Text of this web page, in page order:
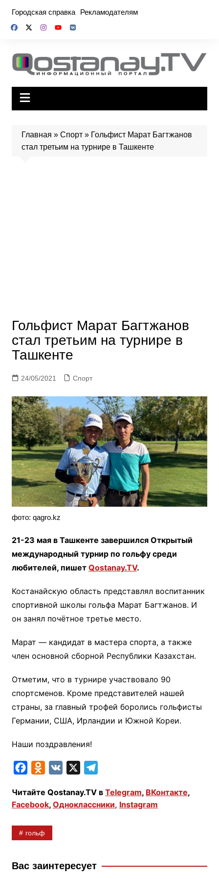
содержимому
Городская справка Рекламодателям
Главная » Спорт» Гольфист Марат Багтжанов
стал третьим на турнире в Ташкенте
Гольфист Марат Багтжанов
стал третьим на турнире в
Ташкенте
24/05/2021 Спорт
фото: qagro.kz
21-23 мая в Ташкенте завершился Открытый
международный турнир по гольфу среди
любителей, пишет Qostanay.TV.
Костанайскую область представлял воспитанник
спортивной школы гольфа Марат Багтжанов. И
он занял почётное третье место.
Марат — кандидат в мастера спорта, а также
член основной сборной Республики Казахстан.
Отметим, что в турнире участвовало 90
спортсменов. Кроме представителей нашей
страны, за главный трофей боролись гольфисты
Германии, США, Ирландии и Южной Кореи.
Наши поздравления!
c
e
o
k
n
o
s
l
e
m
Читайте Qostanay.TV в Telegram, ВКонтакте,
Facebook, Одноклассники, Instagram
гольф
Вас заинтересует